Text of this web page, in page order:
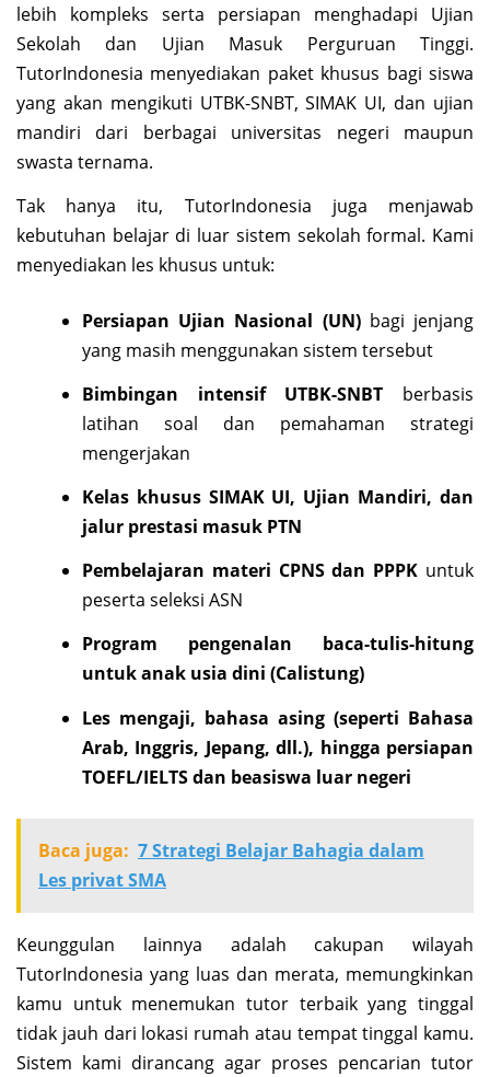
lebih kompleks serta persiapan menghadapi Ujian
Sekolah dan Ujian Masuk Perguruan Tinggi.
TutorIndonesia menyediakan paket khusus bagi siswa
yang akan mengikuti UTBK-SNBT, SIMAK UI, dan ujian
mandiri dari berbagai universitas negeri maupun
swasta ternama.
Tak hanya itu, TutorIndonesia juga menjawab
kebutuhan belajar di luar sistem sekolah formal. Kami
menyediakan les khusus untuk:
Persiapan Ujian Nasional (UN)bagi jenjang
yang masih menggunakan sistem tersebut
Bimbingan intensif UTBK-SNBT berbasis
latihan soal dan pemahaman strategi
mengerjakan
Kelas khusus SIMAK UI, Ujian Mandiri, dan
jalur prestasi masuk PTN
Pembelajaran materi CPNS dan PPPK untuk
peserta seleksi ASN
Program pengenalan baca-tulis-hitung
untuk anak usia dini (Calistung)
Les mengaji, bahasa asing (seperti Bahasa
Arab, Inggris, Jepang, dll.), hingga persiapan
TOEFL/IELTS dan beasiswa luar negeri
Baca juga: 7 Strategi Belajar Bahagia dalam
Les privat SMA
Keunggulan lainnya adalah cakupan wilayah
TutorIndonesia yang luas dan merata, memungkinkan
kamu untuk menemukan tutor terbaik yang tinggal
tidak jauh dari lokasi rumah atau tempat tinggal kamu.
Sistem kami dirancang agar proses pencarian tutor